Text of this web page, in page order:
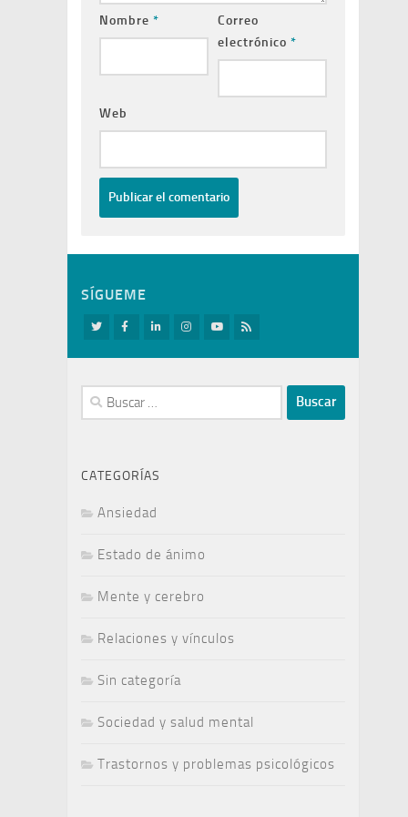
Nombre *
Correo
electrónico *
Web
SÍGUEME
Buscar:
CATEGORÍAS
Ansiedad
Estado de ánimo
Mente y cerebro
Relaciones y vínculos
Sin categoría
Sociedad y salud mental
Trastornos y problemas psicológicos